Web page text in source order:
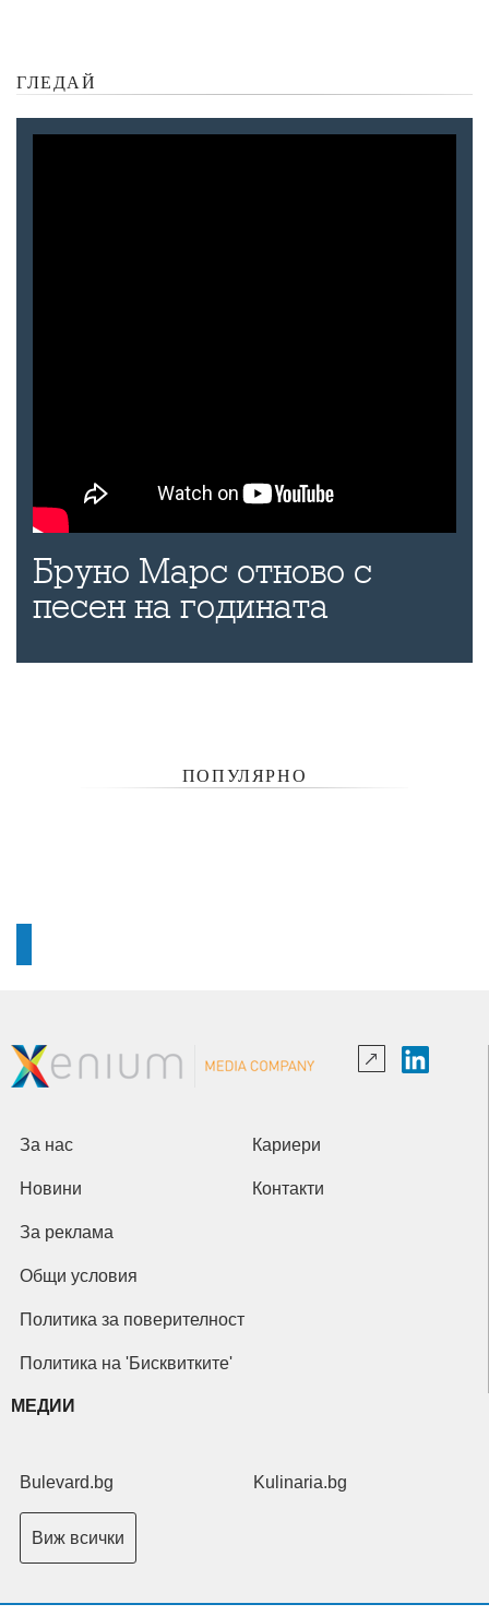
ГЛЕДАЙ
Бруно Марс отново с
песен на годината
ПОПУЛЯРНО
За нас Кариери
Новини Контакти
За реклама
Общи условия
Политика за поверителност
Политика на 'Бисквитките'
МЕДИИ
Bulevard.bg Kulinaria.bg
Виж всички